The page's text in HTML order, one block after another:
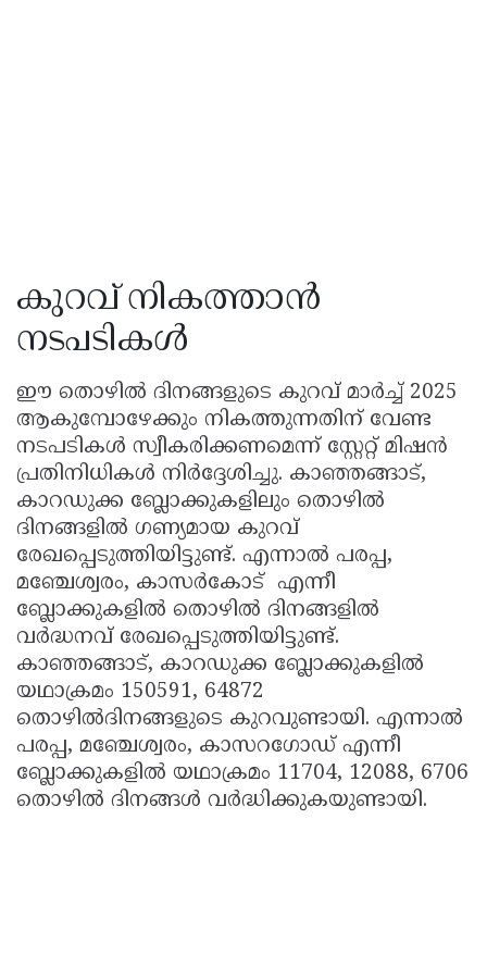
കുറവ് നികത്താൻ
നടപടികൾ
ഈ തൊഴിൽ ദിനങ്ങളുടെ കുറവ് മാർച്ച് 2025
ആകുമ്പോഴേക്കും നികത്തുന്നതിന് വേണ്ട
നടപടികൾ സ്വീകരിക്കണമെന്ന് സ്റ്റേറ്റ് മിഷൻ
പ്രതിനിധികൾ നിർദ്ദേശിച്ചു. കാഞ്ഞങ്ങാട്,
കാറഡുക്ക ബ്ലോക്കുകളിലും തൊഴിൽ
ദിനങ്ങളിൽ ഗണ്യമായ കുറവ്
രേഖപ്പെടുത്തിയിട്ടുണ്ട്. എന്നാൽ പരപ്പ,
മഞ്ചേശ്വരം, കാസർകോട് എന്നീ
ബ്ലോക്കുകളിൽ തൊഴിൽ ദിനങ്ങളിൽ
വർദ്ധനവ് രേഖപ്പെടുത്തിയിട്ടുണ്ട്.
കാഞ്ഞങ്ങാട്, കാറഡുക്ക ബ്ലോക്കുകളില്‍
യഥാക്രമം 150591, 64872
തൊഴില്‍ദിനങ്ങളുടെ കുറവുണ്ടായി. എന്നാല്‍
പരപ്പ, മഞ്ചേശ്വരം, കാസറഗോഡ് എന്നീ
ബ്ലോക്കുകളില്‍ യഥാക്രമം 11704, 12088, 6706
തൊഴില്‍ ദിനങ്ങള്‍ വര്‍ദ്ധിക്കുകയുണ്ടായി.